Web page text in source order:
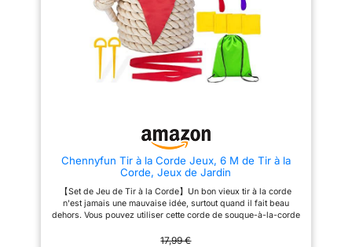
pour une longue durée de vie.
Les perles extérieures solides
protègent la corde intérieure de
l'abrasion et des rayures et la
rendent robuste pour une
utilisation quotidienne intensive
à l'école et aux sports de plein
les nœuds pour les raccourcir,
individuel ou le saut de groupe
avec 2 à 4 personnes. Rangez
les perles détachées comme
pièces de rechange.
parfaitement aux habitudes de
préhension des enfants. Que tu
sois un petit capitaine ou un
aventurier de la première heure,
tu pourras le piloter avec
aisance. Le design arrondi et le
matériau robuste garantissent la
le volant a un diamètre intérieur
diamètre extérieur de poignée
d'environ 35 cm, ce qui est une
parfaitement aux habitudes de
préhension des enfants. Que tu
sois un petit capitaine ou un
Chennyfun Tir à la Corde Jeux, 6 M de Tir à la
Corde, Jeux de Jardin
【Set de Jeu de Tir à la Corde】Un bon vieux tir à la corde
n'est jamais une mauvaise idée, surtout quand il fait beau
dehors. Vous pouvez utiliser cette corde de souque-à-la-corde
champêtres, fêtes d'anniversaire en plein air, pique-niques,
17,99 €